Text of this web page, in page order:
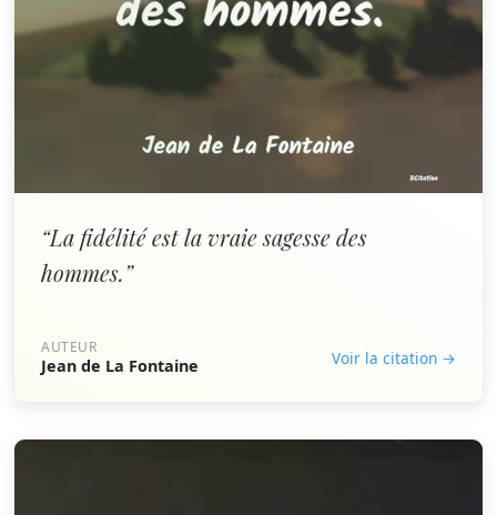
“La fidélité est la vraie sagesse des
hommes.”
AUTEUR
Jean de La Fontaine Voir la citation →